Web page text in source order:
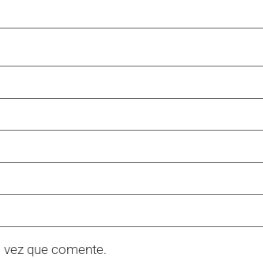
que comente.